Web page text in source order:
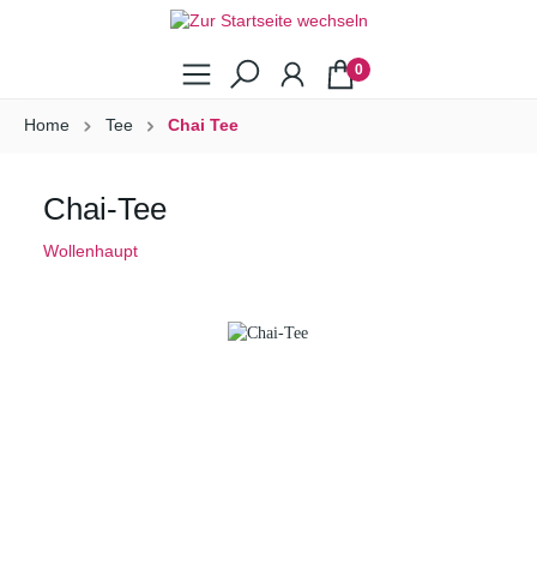
0
Home Tee Chai Tee
Chai-Tee
Wollenhaupt